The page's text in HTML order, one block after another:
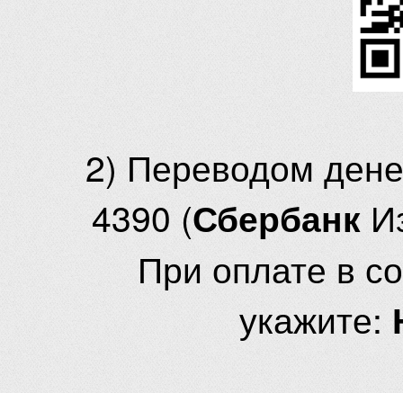
2) Переводом
4390 (Сбербанк
При оплате в
укажите: